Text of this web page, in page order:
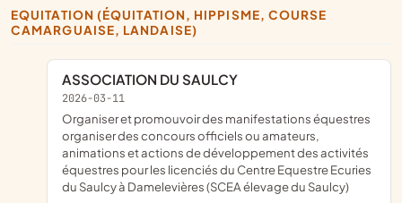
EQUITATION (ÉQUITATION, HIPPISME, COURSE
CAMARGUAISE, LANDAISE)
ASSOCIATION DU SAULCY
2026-03-11
organiser et promouvoir des manifestations équestres
organiser des concours officiels ou amateurs,
animations et actions de développement des activités
équestres pour les licenciés du Centre Equestre Ecuries
du Saulcy à Damelevières (SCEA élevage du Saulcy)